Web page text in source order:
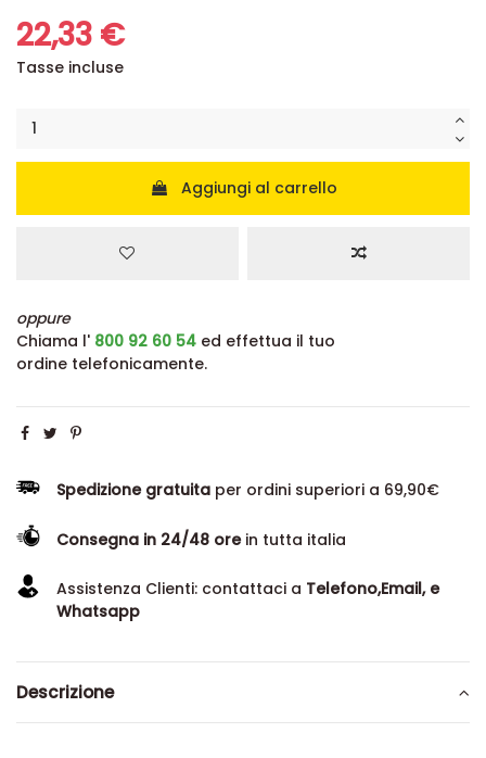
22,33 €
Tasse incluse
Aggiungi al carrello
oppure
Chiama l' 800 92 60 54 ed effettua il tuo
ordine telefonicamente.
Spedizione gratuita per ordini superiori a 69,90€
Consegna in 24/48 orein tutta italia
Assistenza Clienti: contattaci a Telefono,Email, e
Whatsapp
Descrizione